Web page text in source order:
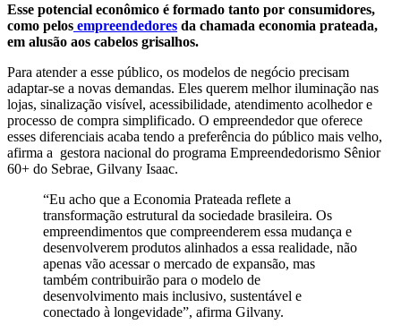
Esse potencial econômico é formado tanto por consumidores,
como pelos empreendedores da chamada economia prateada,
em alusão aos cabelos grisalhos.
Para atender a esse público, os modelos de negócio precisam
adaptar-se a novas demandas. Eles querem melhor iluminação nas
lojas, sinalização visível, acessibilidade, atendimento acolhedor e
processo de compra simplificado. O empreendedor que oferece
esses diferenciais acaba tendo a preferência do público mais velho,
afirma a gestora nacional do programa Empreendedorismo Sênior
60+ do Sebrae, Gilvany Isaac.
“Eu acho que a Economia Prateada reflete a
transformação estrutural da sociedade brasileira. Os
empreendimentos que compreenderem essa mudança e
desenvolverem produtos alinhados a essa realidade, não
apenas vão acessar o mercado de expansão, mas
também contribuirão para o modelo de
desenvolvimento mais inclusivo, sustentável e
conectado à longevidade”, afirma Gilvany.